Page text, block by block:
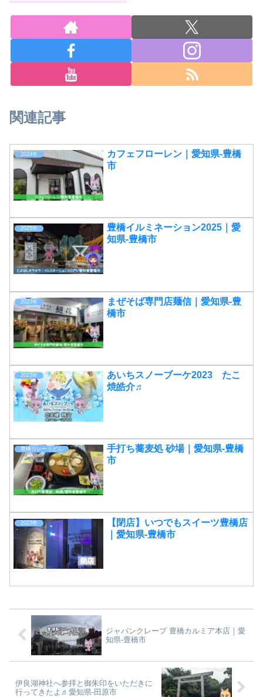
関連記事
2024年
カフェフローレン｜愛知県-豊橋
市
2025年
豊橋イルミネーション2025｜愛
知県-豊橋市
2023年
まぜそば専門店麺信｜愛知県-豊
橋市
2023年
あいちスノーブーケ2023 たこ
焼皓介♬
豊橋カレーうどん
手打ち蕎麦処 砂場｜愛知県-豊橋
市
2023年
【閉店】いつでもスイーツ豊橋店
｜愛知県-豊橋市
ジャパンクレープ 豊橋カルミア本店｜愛
知県-豊橋市
伊良湖神社へ参拝と御朱印をいただきに
行ってきたよ♬愛知県-田原市